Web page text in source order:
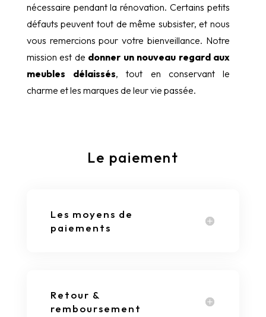
nécessaire pendant la rénovation. Certains petits
défauts peuvent tout de même subsister, et nous
vous remercions pour votre bienveillance. Notre
mission est de donner un nouveau regard aux
meubles délaissés, tout en conservant le
charme et les marques de leur vie passée.
Le paiement
Les moyens de
paiements
Retour &
remboursement